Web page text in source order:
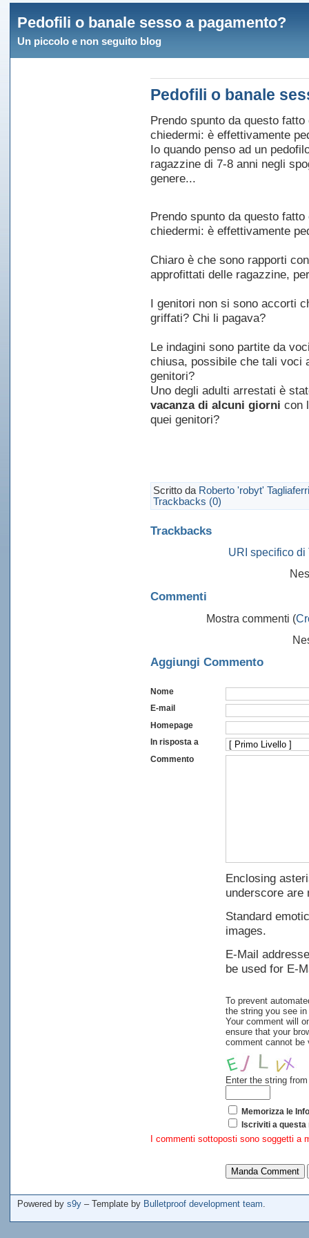
Pedofili o banale sesso a pagamento?
Un piccolo e non seguito blog
Pedofili o banale
Prendo spunto da questo
chiedermi: è effettivamente
Io quando penso ad un
ragazzine di 7-8 anni negli
genere...
Prendo spunto da questo
chiedermi: è effettivamente
Chiaro è che sono rapporti
approfittati delle ragazzine,
I genitori non si sono accorti
griffati? Chi li pagava?
Le indagini sono partite da
chiusa, possibile che tali voci
genitori?
Uno degli adulti arrestati è
vacanza di alcuni giorni con
quei genitori?
Scritto da Roberto 'robyt' Tagliaferri
Trackbacks (0)
Trackbacks
URI specifico di
Commenti
Mostra commenti (
Aggiungi Commento
Nome
E-mail
Homepage
In risposta a
Commento
Enclosing
underscore are
Standard
images.
E-Mail
be used for E-
To prevent
the string you see
Your comment will
ensure that your
comment cannot be
Enter the string
Memorizza le
Iscriviti a questa
I commenti sottoposti sono soggetti a
Powered by s9y – Template by Bulletproof development team